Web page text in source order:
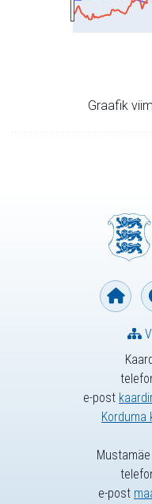
Graafik
e-post
Korduma
e-post